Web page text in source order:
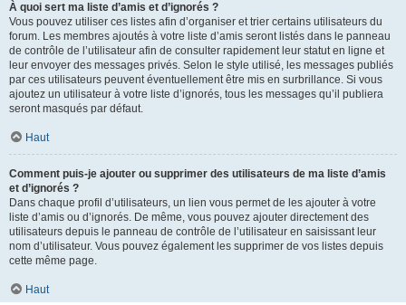
À quoi sert ma liste d’amis et d’ignorés ?
Vous pouvez utiliser ces listes afin d’organiser et trier certains utilisateurs du
forum. Les membres ajoutés à votre liste d’amis seront listés dans le panneau
de contrôle de l’utilisateur afin de consulter rapidement leur statut en ligne et
leur envoyer des messages privés. Selon le style utilisé, les messages publiés
par ces utilisateurs peuvent éventuellement être mis en surbrillance. Si vous
ajoutez un utilisateur à votre liste d’ignorés, tous les messages qu’il publiera
seront masqués par défaut.
Haut
Comment puis-je ajouter ou supprimer des utilisateurs de ma liste d’amis
et d’ignorés ?
Dans chaque profil d’utilisateurs, un lien vous permet de les ajouter à votre
liste d’amis ou d’ignorés. De même, vous pouvez ajouter directement des
utilisateurs depuis le panneau de contrôle de l’utilisateur en saisissant leur
nom d’utilisateur. Vous pouvez également les supprimer de vos listes depuis
cette même page.
Haut